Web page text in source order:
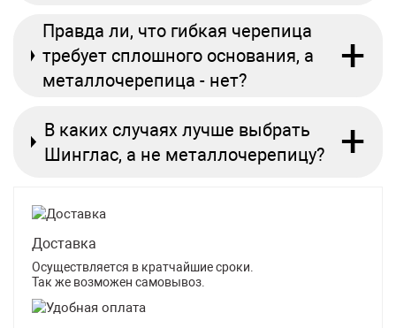
Правда ли, что гибкая черепица
требует сплошного основания, а
металлочерепица - нет?
+
В каких случаях лучше выбрать
Шинглас, а не металлочерепицу?
+
Доставка
Осуществляется в кратчайшие сроки.
Так же возможен самовывоз.